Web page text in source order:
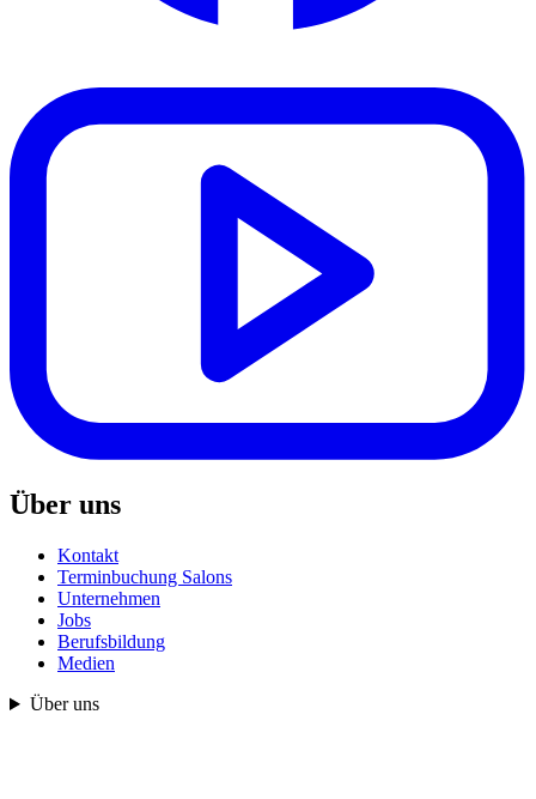
Über uns
Kontakt
Terminbuchung Salons
Unternehmen
Jobs
Berufsbildung
Medien
Über uns